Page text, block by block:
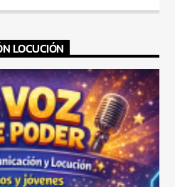
LOCUCIÓN